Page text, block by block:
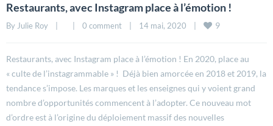
Restaurants, avec Instagram place à l’émotion !
By Julie Roy 0 comment 14 mai, 2020 9
Restaurants, avec Instagram place à l’émotion ! En 2020, place au
« culte de l’instagrammable » ! Déjà bien amorcée en 2018 et 2019, la
tendance s’impose. Les marques et les enseignes qui y voient grand
nombre d’opportunités commencent à l’adopter. Ce nouveau mot
d’ordre est à l’origine du déploiement massif des nouvelles